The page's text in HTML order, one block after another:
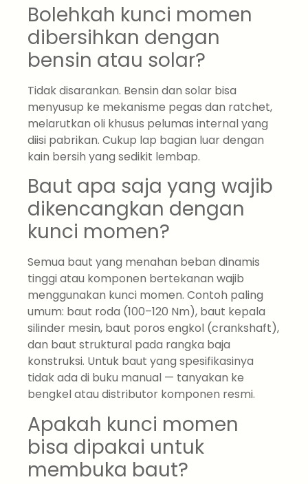
Bolehkah kunci momen
dibersihkan dengan
bensin atau solar?
Tidak disarankan. Bensin dan solar bisa
menyusup ke mekanisme pegas dan ratchet,
melarutkan oli khusus pelumas internal yang
diisi pabrikan. Cukup lap bagian luar dengan
kain bersih yang sedikit lembap.
Baut apa saja yang wajib
dikencangkan dengan
kunci momen?
Semua baut yang menahan beban dinamis
tinggi atau komponen bertekanan wajib
menggunakan kunci momen. Contoh paling
umum: baut roda (100–120 Nm), baut kepala
silinder mesin, baut poros engkol (crankshaft),
dan baut struktural pada rangka baja
konstruksi. Untuk baut yang spesifikasinya
tidak ada di buku manual — tanyakan ke
bengkel atau distributor komponen resmi.
Apakah kunci momen
bisa dipakai untuk
membuka baut?